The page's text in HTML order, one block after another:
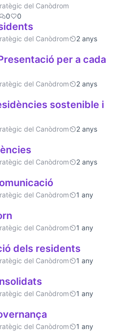
del Canòdrom
0 0
del Canòdrom
2 anys
per a cada
del Canòdrom
2 anys
sostenible i
del Canòdrom
2 anys
del Canòdrom
2 anys
del Canòdrom
1 any
del Canòdrom
1 any
dels residents
del Canòdrom
1 any
del Canòdrom
1 any
del Canòdrom
1 any